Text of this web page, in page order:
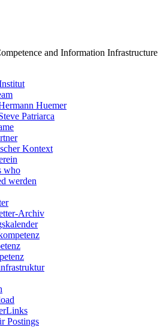
and Information Infrastructure
Huemer
Patriarca
Kontext
who
werden
Archiv
Postings